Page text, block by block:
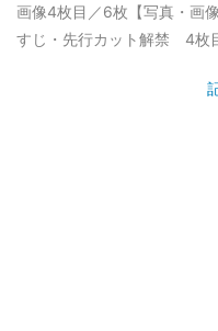
画像4枚目／6枚 【写真・画
すじ・先行カット解禁 4枚